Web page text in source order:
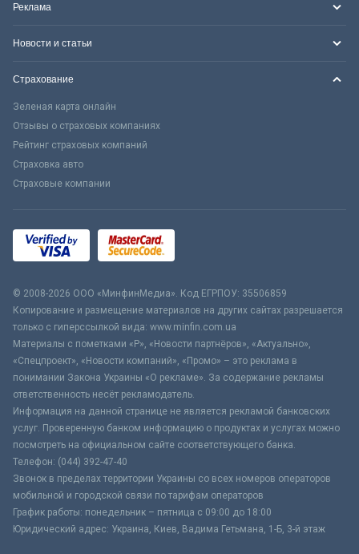
Реклама
Новости и статьи
Страхование
Зеленая карта онлайн
Отзывы о страховых компаниях
Рейтинг страховых компаний
Страховка авто
Страховые компании
© 2008-2026 ООО «МинфинМедиа». Код ЕГРПОУ: 35506859
Копирование и размещение материалов на других сайтах разрешается
только с гиперссылкой вида: www.minfin.com.ua
Материалы с пометками «Р», «Новости партнёров», «Актуально»,
«Спецпроект», «Новости компаний», «Промо» – это реклама в
понимании Закона Украины «О рекламе». За содержание рекламы
ответственность несёт рекламодатель.
Информация на данной странице не является рекламой банковских
услуг. Проверенную банком информацию о продуктах и услугах можно
посмотреть на официальном сайте соответствующего банка.
Телефон: (044) 392-47-40
Звонок в пределах территории Украины со всех номеров операторов
мобильной и городской связи по тарифам операторов
График работы: понедельник – пятница с 09:00 до 18:00
Юридический адрес: Украина, Киев, Вадима Гетьмана, 1-Б, 3-й этаж